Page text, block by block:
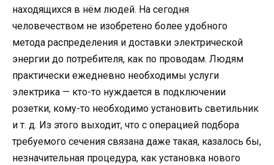
находящихся в нём людей. На сегодня
человечеством не изобретено более удобного
метода распределения и доставки электрической
энергии до потребителя, как по проводам. Людям
практически ежедневно необходимы услуги
электрика — кто-то нуждается в подключении
розетки, кому-то необходимо установить светильник
и т. д. Из этого выходит, что с операцией подбора
требуемого сечения связана даже такая, казалось бы,
незначительная процедура, как установка нового